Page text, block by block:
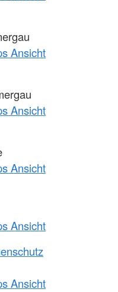
Ansicht
Ansicht
Ansicht
Ansicht
Ansicht